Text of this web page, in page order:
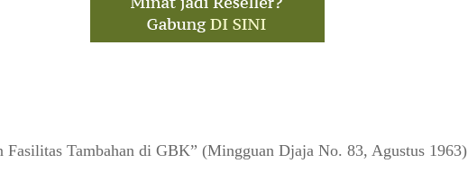
Fasilitas Tambahan di GBK” (Mingguan Djaja No. 83, Agustus 1963)